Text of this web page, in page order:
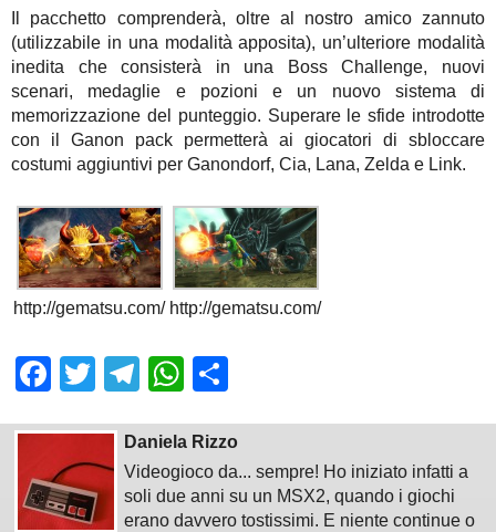
Il pacchetto comprenderà, oltre al nostro amico zannuto
(utilizzabile in una modalità apposita), un’ulteriore modalità
inedita che consisterà in una Boss Challenge, nuovi
scenari, medaglie e pozioni e un nuovo sistema di
memorizzazione del punteggio. Superare le sfide introdotte
con il Ganon pack permetterà ai giocatori di sbloccare
costumi aggiuntivi per Ganondorf, Cia, Lana, Zelda e Link.
http://gematsu.com/ http://gematsu.com/
Facebook
TwitterTelegram
WhatsApp
Daniela Rizzo
Videogioco da... sempre! Ho iniziato infatti a
soli due anni su un MSX2, quando i giochi
erano davvero tostissimi. E niente continue o